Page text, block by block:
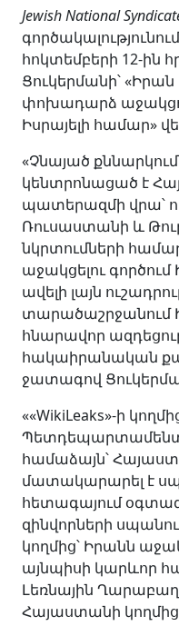
Jewish National
հոկտեմբերի 12-ին
Ցուկերմանի՝
փոխադարձ
Իսրայելի համար»
«Չնայած
կենտրոնացած է
պատերազմի վրա՝
Ռուսաստանի և
նկրտումների
աջակցելու
ավելի լայն
տարածաշրջանում
հնարավոր
հակաիրանական
ջատագով
««WikiLeaks»-ի
համաձայն՝
մատակարարել է
հետագայում
զինվորների
կողմից՝ Իրանն
այնպիսի կարևոր
Լեռնային
Հայաստանի